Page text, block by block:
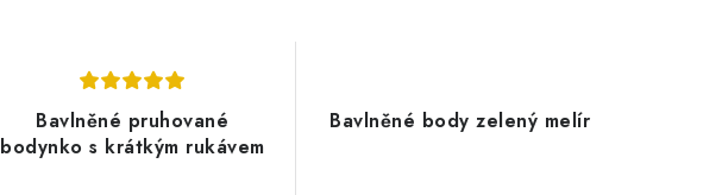
Bavlněné pruhované
bodynko s krátkým rukávem
Bavlněné body zelený melír